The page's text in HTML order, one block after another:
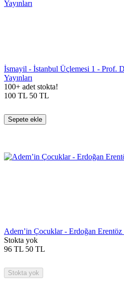
İsmayil - İstanbul Üçlemesi 1 - Prof.
Yayınları
100+ adet stokta!
100 TL 50 TL
Sepete ekle
Adem’in Çocuklar - Erdoğan Erentöz
Stokta yok
96 TL 50 TL
Stokta yok